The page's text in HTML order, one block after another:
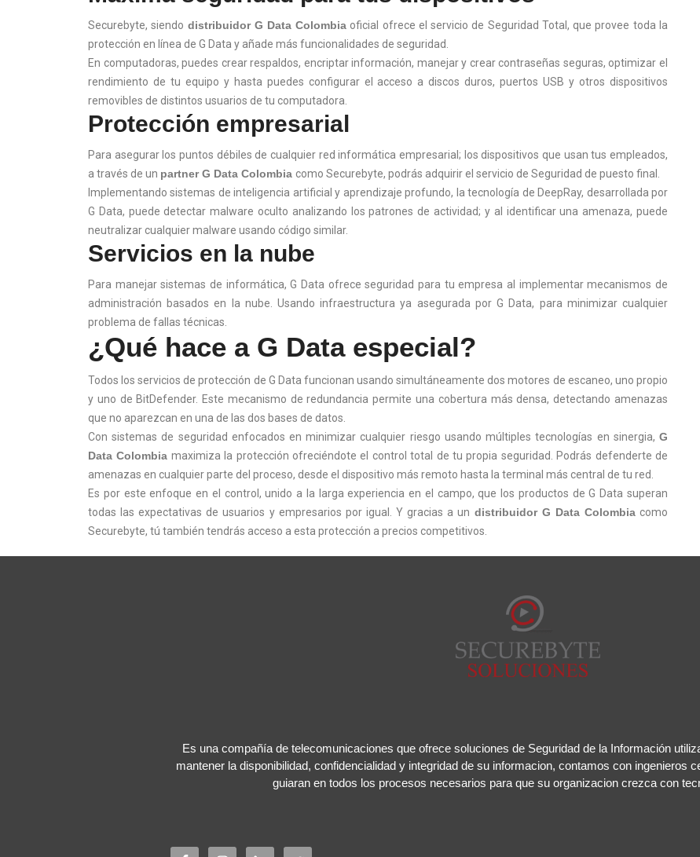
Securebyte, siendo distribuidor G Data Colombia oficial ofrece el servicio de Seguridad Total, que provee toda la
protección en línea de G Data y añade más funcionalidades de seguridad.
En computadoras, puedes crear respaldos, encriptar información, manejar y crear contraseñas seguras, optimizar el
rendimiento de tu equipo y hasta puedes configurar el acceso a discos duros, puertos USB y otros dispositivos
removibles de distintos usuarios de tu computadora.
Protección empresarial
Para asegurar los puntos débiles de cualquier red informática empresarial; los dispositivos que usan tus empleados,
a través de un partner G Data Colombia como Securebyte, podrás adquirir el servicio de Seguridad de puesto final.
Implementando sistemas de inteligencia artificial y aprendizaje profundo, la tecnología de DeepRay, desarrollada por
G Data, puede detectar malware oculto analizando los patrones de actividad; y al identificar una amenaza, puede
neutralizar cualquier malware usando código similar.
Servicios en la nube
Para manejar sistemas de informática, G Data ofrece seguridad para tu empresa al implementar mecanismos de
administración basados en la nube. Usando infraestructura ya asegurada por G Data, para minimizar cualquier
problema de fallas técnicas.
¿Qué hace a G Data especial?
Todos los servicios de protección de G Data funcionan usando simultáneamente dos motores de escaneo, uno propio
y uno de BitDefender. Este mecanismo de redundancia permite una cobertura más densa, detectando amenazas
que no aparezcan en una de las dos bases de datos.
Con sistemas de seguridad enfocados en minimizar cualquier riesgo usando múltiples tecnologías en sinergia, G
Data Colombia maximiza la protección ofreciéndote el control total de tu propia seguridad. Podrás defenderte de
amenazas en cualquier parte del proceso, desde el dispositivo más remoto hasta la terminal más central de tu red.
Es por este enfoque en el control, unido a la larga experiencia en el campo, que los productos de G Data superan
todas las expectativas de usuarios y empresarios por igual. Y gracias a un distribuidor G Data Colombiacomo
Securebyte, tú también tendrás acceso a esta protección a precios competitivos.
Es una compañía de telecomunicaciones que ofrece soluciones de Seguridad de la Información
mantener la disponibilidad, confidencialidad y integridad de su informacion, contamos con ingenieros
guiaran en todos los procesos necesarios para que su organizacion crezca con